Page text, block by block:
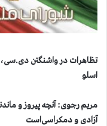
تظاهرات در واشنگتن دی.سی،
اسلو
مریم رجوی: آنچه پیروز و
آزادی و دمکراسی‌است